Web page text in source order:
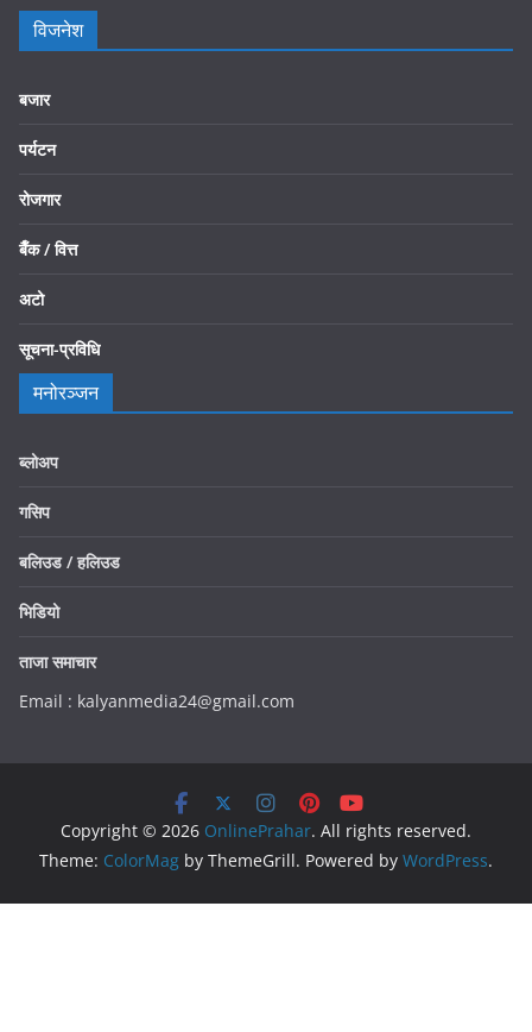
विजनेश
बजार
पर्यटन
रोजगार
बैँक / वित्त
अटो
सूचना-प्रविधि
मनोरञ्जन
ब्लोअप
गसिप
बलिउड / हलिउड
भिडियो
ताजा समाचार
Email : kalyanmedia24@gmail.com
Copyright © 2026 OnlinePrahar. All rights reserved.
Theme: ColorMag by ThemeGrill. Powered by WordPress.